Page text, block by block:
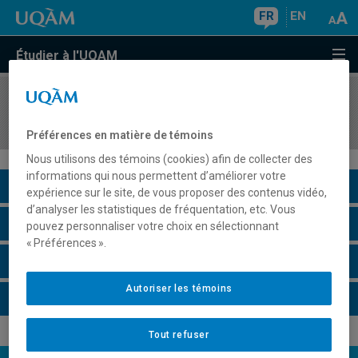
FR EN
Étudier à l'UQAM
COURS//
Description du cours
Horaire - Été 2026
Préférences en matière de témoins
Nous utilisons des témoins (cookies) afin de collecter des
informations qui nous permettent d’améliorer votre
expérience sur le site, de vous proposer des contenus vidéo,
d’analyser les statistiques de fréquentation, etc. Vous
pouvez personnaliser votre choix en sélectionnant
« Préférences ».
Tout refuser
Autoriser les témoins